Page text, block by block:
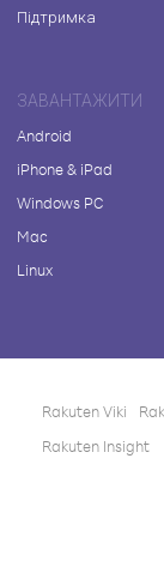
Підтримка
ЗАВАНТАЖИТИ
Android
iPhone & iPad
Windows PC
Mac
Linux
Rakuten Viki
Rakuten Insight